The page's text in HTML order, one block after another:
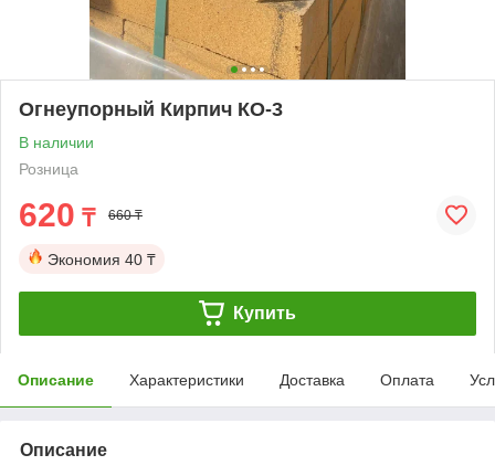
Огнеупорный Кирпич КО-3
В наличии
Розница
620 ₸ 660 ₸
Экономия 40 ₸
Купить
Описание Характеристики Доставка Оплата
Описание